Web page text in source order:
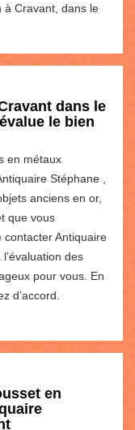
à Cravant, dans le
dans le
le bien
en métaux
Stéphane ,
anciens en or,
que vous
contacter Antiquaire
des
pour vous. En
d’accord.
en